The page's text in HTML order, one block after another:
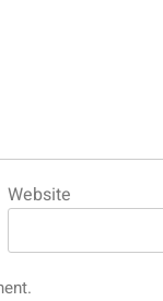
Website